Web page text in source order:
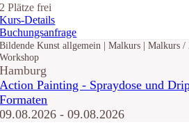
2 Plätze frei
Kurs-Details
Buchungsanfrage
Bildende Kunst allgemein | Malkurs | Malkurs /
Workshop
Hamburg
Action Painting - Spraydose und
Formaten
09.08.2026 - 09.08.2026